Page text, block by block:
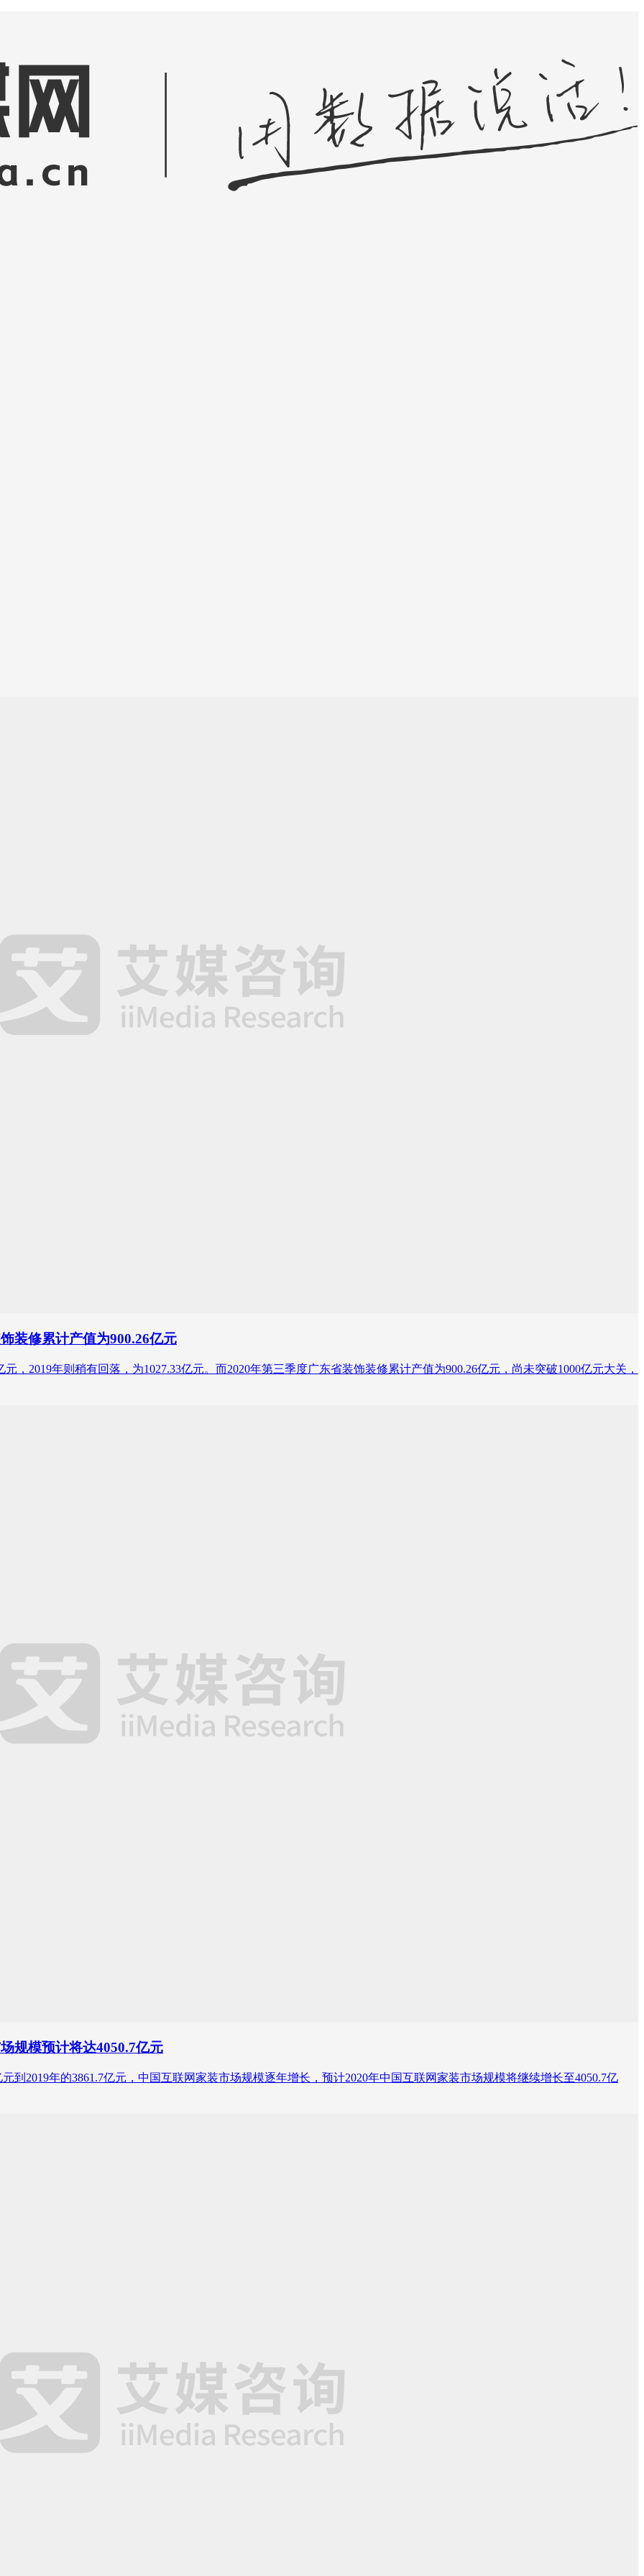
装修累计产值为900.26亿元
，2019年则稍有回落，为1027.33亿元。而2020年第三季度广东省装饰装修累计产值为900.26亿元，尚未突破1000亿元大关，
规模预计将达4050.7亿元
元到2019年的3861.7亿元，中国互联网家装市场规模逐年增长，预计2020年中国互联网家装市场规模将继续增长至4050.7亿